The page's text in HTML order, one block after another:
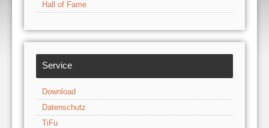
Hall of Fame
Service
Download
Datenschutz
TiFu